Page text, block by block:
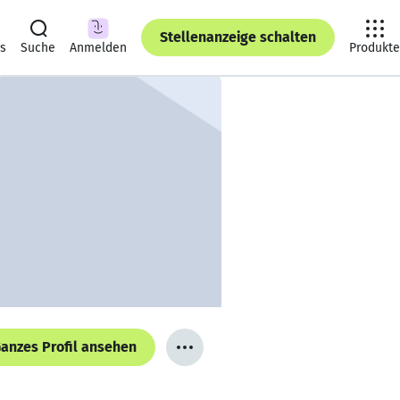
Suche Anmelden
Stellenanzeige schalten
Produkte
Profil ansehen